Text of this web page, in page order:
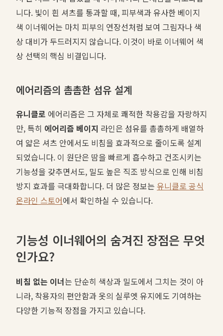
니다. 빛이 흰 셔츠를 통과할 때, 피부색과 유사한 베이지
색 이너웨어는 마치 피부의 연장선처럼 보여 그림자나 색
상 대비가 두드러지지 않습니다. 이것이 바로 이너웨어 색
상 선택의 핵심 비결입니다.
에어리즘의 촘촘한 섬유 설계
유니클로 에어리즘은 그 자체로 쾌적한 착용감을 자랑하지
만, 특히 에어리즘 베이지 라인은 섬유를 촘촘하게 배열하
여 얇은 셔츠 안에서도 비침을 효과적으로 줄이도록 설계
되었습니다. 이 원단은 땀을 빠르게 흡수하고 건조시키는
기능성을 갖추면서도, 밀도 높은 직조 방식으로 인해 비침
방지 효과를 극대화합니다. 더 많은 정보는 유니클로 공식
온라인 스토어에서 확인하실 수 있습니다.
기능성 이너웨어의 숨겨진 장점은 무엇
인가요?
비침 없는 이너는 단순히 색상과 밀도에서 그치는 것이 아
니라, 착용자의 편안함과 옷의 실루엣 유지에도 기여하는
다양한 기능적 장점을 가지고 있습니다.